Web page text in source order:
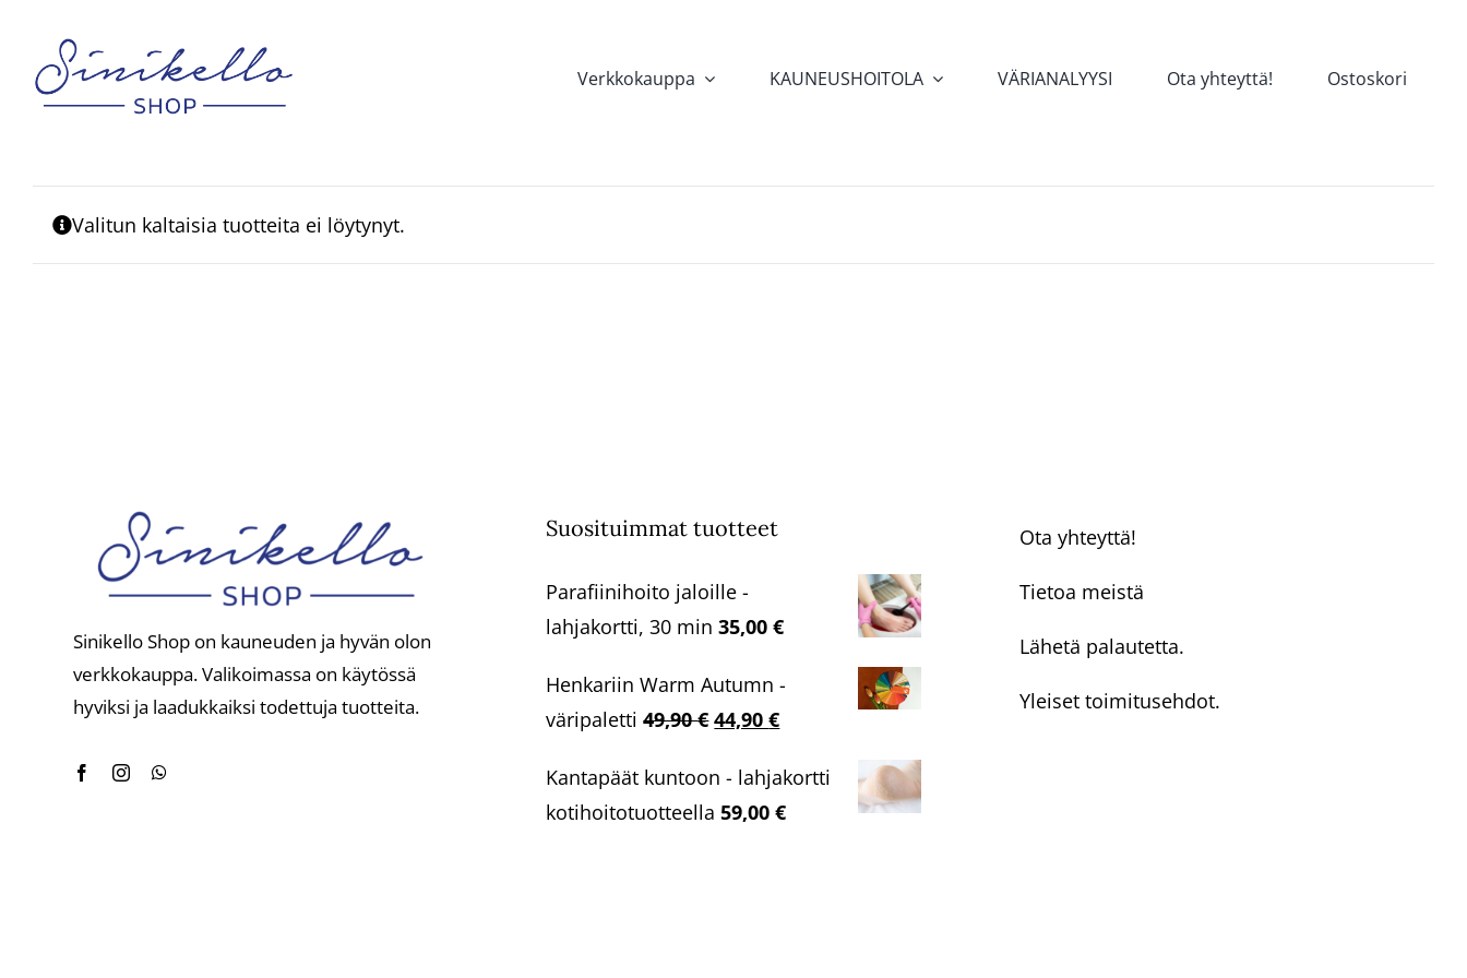
content
Verkkokauppa KAUNEUSHOITOLA VÄRIANALYYSI Ota yhteyttä! Ostoskori
Valitun kaltaisia tuotteita ei löytynyt.
Sinikello Shop on kauneuden ja hyvän olon
verkkokauppa. Valikoimassa on käytössä
hyviksi ja laadukkaiksi todettuja tuotteita.
Suosituimmat tuotteet
Parafiinihoito jaloille -
lahjakortti, 30 min 35,00€
Henkariin Warm Autumn -
väripaletti 49,90€Alkuperäinen
oli:
49,90 €.
44,90€Nykyinen
on:
44,90 €.
Kantapäät kuntoon - lahjakortti
kotihoitotuotteella 59,00€
Ota yhteyttä!
Tietoa meistä
Lähetä palautetta.
Yleiset toimitusehdot.